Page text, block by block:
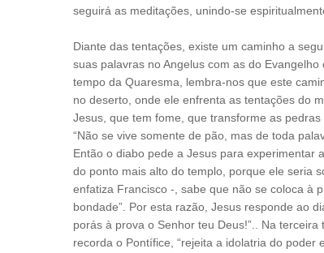
seguirá as meditações, unindo-se
Diante das tentações, existe um caminho a
suas palavras no Angelus com as do
tempo da Quaresma, lembra-nos que este
no deserto, onde ele enfrenta as tentações do
Jesus, que tem fome, que transforme as
“Não se vive somente de pão, mas de toda
Então o diabo pede a Jesus para experimentar
do ponto mais alto do templo, porque ele seria
enfatiza Francisco -, sabe que não se coloca à
bondade”. Por esta razão, Jesus responde ao
porás à prova o Senhor teu Deus!”.. Na
recorda o Pontífice, “rejeita a idolatria do poder